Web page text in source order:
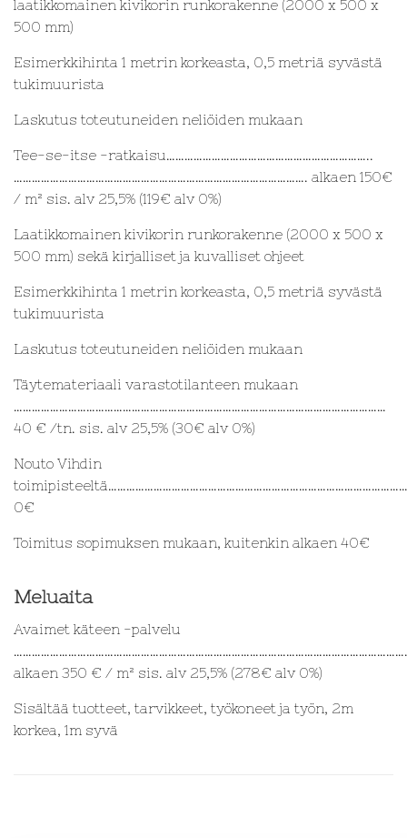
laatikkomainen kivikorin runkorakenne (2000 x 500 x
500 mm)
Esimerkkihinta 1 metrin korkeasta, 0,5 metriä syvästä
tukimuurista
Laskutus toteutuneiden neliöiden mukaan
Tee-se-itse -ratkaisu…………………………………………………………..
……………………………………………………………………………………. alkaen 150€
/ m² sis. alv 25,5% (119€ alv 0%)
Laatikkomainen kivikorin runkorakenne (2000 x 500 x
500 mm) sekä kirjalliset ja kuvalliset ohjeet
Esimerkkihinta 1 metrin korkeasta, 0,5 metriä syvästä
tukimuurista
Laskutus toteutuneiden neliöiden mukaan
Täytemateriaali varastotilanteen mukaan
……………………………………………………………………………………………………………
40 € /tn. sis. alv 25,5% (30€ alv 0%)
Nouto Vihdin
0€
Toimitus sopimuksen mukaan, kuitenkin alkaen 40€
Meluaita
Avaimet käteen -palvelu
alkaen 350 € / m² sis. alv 25,5% (278€ alv 0%)
Sisältää tuotteet, tarvikkeet, työkoneet ja työn, 2m
korkea, 1m syvä